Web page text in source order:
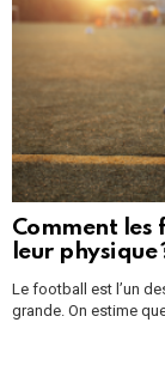
Comment
leur physique
Le football est l’un
grande. On estime